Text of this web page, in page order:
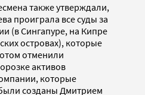
также утверждали,
проиграла все суды за
(в Сингапуре, на Кипре
островах), которые
отменили
активов
которые
созданы Дмитрием